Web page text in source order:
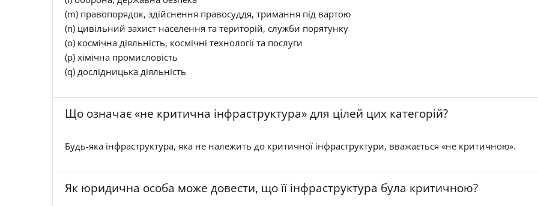
(m) правопорядок, здійснення правосуддя, тримання під вартою
(n) цивільний захист населення та територій, служби порятунку
(o) космічна діяльність, космічні технології та послуги
(p) хімічна промисловість
(q) дослідницька діяльність
Що означає «не критична інфраструктура» для цілей цих категорій?
Будь-яка інфраструктура, яка не належить до критичної інфраструктури, вважається «не критичною».
Як юридична особа може довести, що її інфраструктура була критичною?